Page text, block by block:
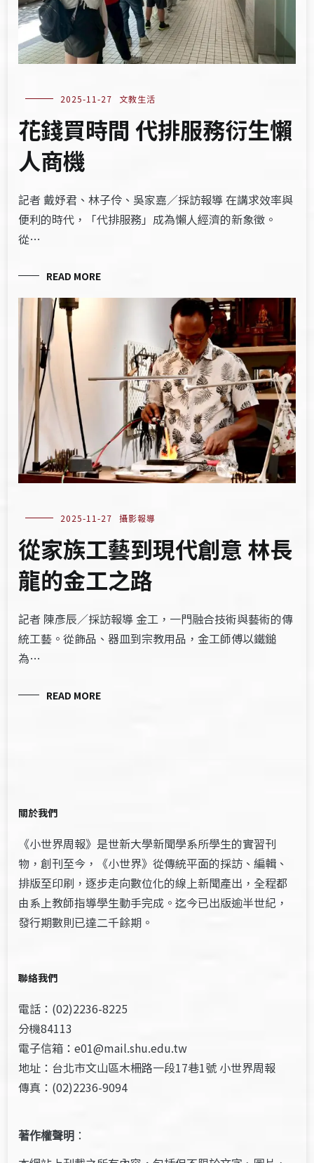
2025-11-27 文教生活
花錢買時間 代排服務衍生懶
人商機
記者 戴妤君、林子伶、吳家嘉／採訪報導 在講求效率與
便利的時代，「代排服務」成為懶人經濟的新象徵。
從…
READ MORE
2025-11-27 攝影報導
從家族工藝到現代創意 林長
龍的金工之路
記者 陳彥辰／採訪報導 金工，一門融合技術與藝術的傳
統工藝。從飾品、器皿到宗教用品，金工師傅以鐵鎚
為…
READ MORE
關於我們
《小世界周報》是世新大學新聞學系所學生的實習刊
物，創刊至今，《小世界》從傳統平面的採訪、編輯、
排版至印刷，逐步走向數位化的線上新聞產出，全程都
由系上教師指導學生動手完成。迄今已出版逾半世紀，
發行期數則已達二千餘期。
聯絡我們
電話：(02)2236-8225
分機84113
電子信箱：e01@mail.shu.edu.tw
地址：台北市文山區木柵路一段17巷1號 小世界周報
傳真：(02)2236-9094
著作權聲明 ：